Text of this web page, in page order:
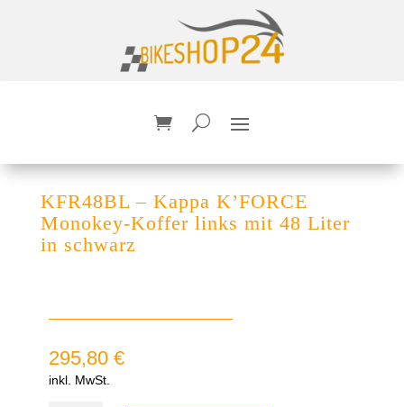
KFR48BL – Kappa K’FORCE
Monokey-Koffer links mit 48 Liter
in schwarz
295,80 €
inkl. MwSt.